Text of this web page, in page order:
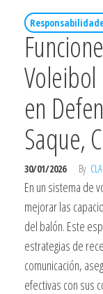
Voleibol
en
Saque,
30/01/2026 By
En un sistema de
mejorar las
del balón. Este
estrategias de
comunicación,
efectivas con sus